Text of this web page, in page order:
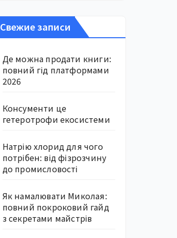
Свежие записи
Де можна продати книги:
повний гід платформами
2026
Консументи це
гетеротрофи екосистеми
Натрію хлорид для чого
потрібен: від фізрозчину
до промисловості
Як намалювати Миколая:
повний покроковий гайд
з секретами майстрів